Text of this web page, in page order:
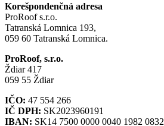
Korešpondenčná adresa
ProRoof s.r.o.
Tatranská Lomnica 193,
059 60 Tatranská Lomnica.
ProRoof, s.r.o.
Ždiar 417
059 55 Ždiar
IČO: 47 554 266
IČ DPH: SK2023960191
IBAN: SK14 7500 0000 0040 1982 0832